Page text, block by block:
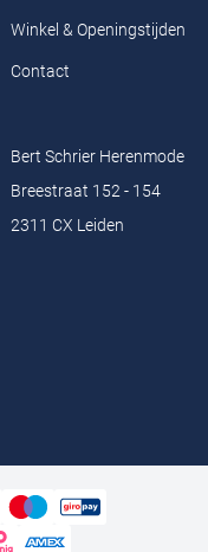
Winkel & Openingstijden
Contact
Bert Schrier Herenmode
Breestraat 152 - 154
2311 CX Leiden